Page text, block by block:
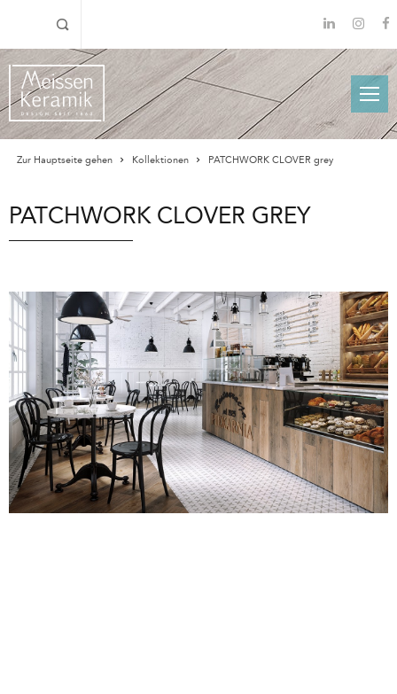
Zur Hauptseite gehen Kollektionen PATCHWORK CLOVER grey
PATCHWORK CLOVER GREY